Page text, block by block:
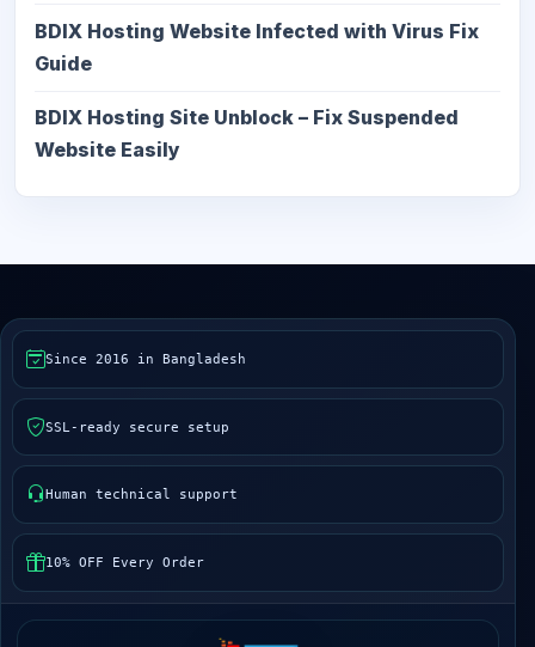
BDIX Hosting Website Infected with Virus Fix
Guide
BDIX Hosting Site Unblock – Fix Suspended
Website Easily
Since 2016 in Bangladesh
SSL-ready secure setup
Human technical support
10% OFF Every Order